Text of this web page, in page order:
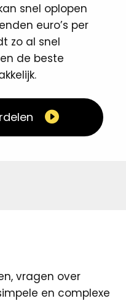
snel oplopen
euro’s per
zo al snel
de beste
vragen over
en complexe